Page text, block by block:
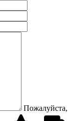
Пожалуйста,